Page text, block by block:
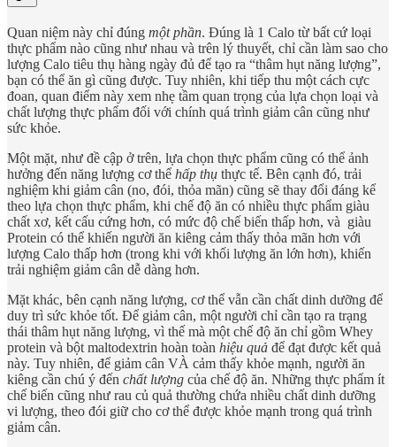
Quan niệm này chỉ đúng một phần. Đúng là 1 Calo từ bất cứ loại
thực phẩm nào cũng như nhau và trên lý thuyết, chỉ cần làm sao cho
lượng Calo tiêu thụ hàng ngày đủ để tạo ra “thâm hụt năng lượng”,
bạn có thể ăn gì cũng được. Tuy nhiên, khi tiếp thu một cách cực
đoan, quan điểm này xem nhẹ tầm quan trọng của lựa chọn loại và
chất lượng thực phẩm đối với chính quá trình giảm cân cũng như
sức khỏe.
Một mặt, như đề cập ở trên, lựa chọn thực phẩm cũng có thể ảnh
hưởng đến năng lượng cơ thể hấp thụ thực tế. Bên cạnh đó, trải
nghiệm khi giảm cân (no, đói, thỏa mãn) cũng sẽ thay đổi đáng kể
theo lựa chọn thực phẩm, khi chế độ ăn có nhiều thực phẩm giàu
chất xơ, kết cấu cứng hơn, có mức độ chế biến thấp hơn, và giàu
Protein có thể khiến người ăn kiêng cảm thấy thỏa mãn hơn với
lượng Calo thấp hơn (trong khi với khối lượng ăn lớn hơn), khiến
trải nghiệm giảm cân dễ dàng hơn.
Mặt khác, bên cạnh năng lượng, cơ thể vẫn cần chất dinh dưỡng để
duy trì sức khỏe tốt. Để giảm cân, một người chỉ cần tạo ra trạng
thái thâm hụt năng lượng, vì thế mà một chế độ ăn chỉ gồm Whey
protein và bột maltodextrin hoàn toàn hiệu quả để đạt được kết quả
này. Tuy nhiên, để giảm cân VÀ cảm thấy khỏe mạnh, người ăn
kiêng cần chú ý đến chất lượng của chế độ ăn. Những thực phẩm ít
chế biến cũng như rau củ quả thường chứa nhiều chất dinh dưỡng
vi lượng, theo đói giữ cho cơ thể được khỏe mạnh trong quá trình
giảm cân.